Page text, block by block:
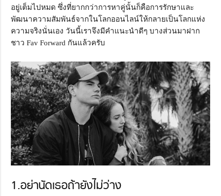
อยู่เต็มไปหมด ซึ่งที่ยากกว่าการหาคู่นั้นก็คือการรักษาและ
พัฒนาความสัมพันธ์จากในโลกออนไลน์ให้กลายเป็นโลกแห่ง
ความจริงนั่นเอง วันนี้เราจึงมีคำแนะนำดีๆ บางส่วนมาฝาก
ชาว Fav Forward กันแล้วครับ
1.อย่านัดเธอถ้ายังไม่ว่าง